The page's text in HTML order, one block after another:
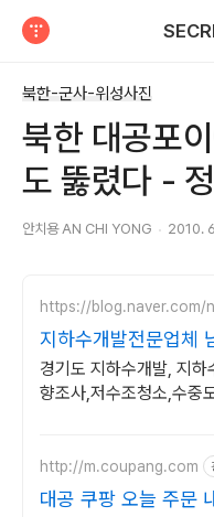
북한-군사-위성사진
북한 대공포
도 뚫렸다 -
안치용 AN CHI YONG 2010.
https://blog.naver.com/
지하수개발전문업체
AS 및 책임시공
경기도 지하수개발, 지하
향조사,저수조청소,수중
http://m.coupang.com
대공 쿠팡 오늘 주문